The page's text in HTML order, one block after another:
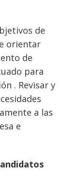
de
orientar
de
para
. Revisar y
a las
e